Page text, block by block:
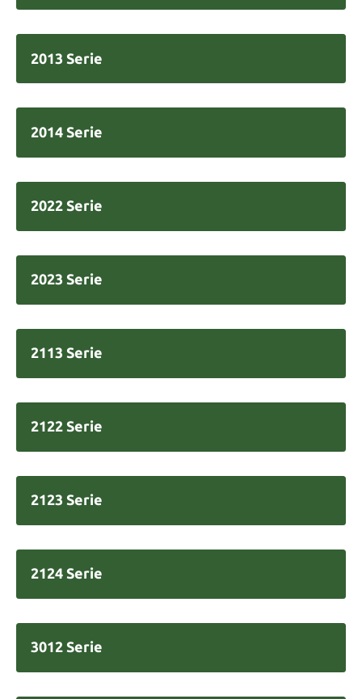
2013 Serie
2014 Serie
2022 Serie
2023 Serie
2113 Serie
2122 Serie
2123 Serie
2124 Serie
3012 Serie